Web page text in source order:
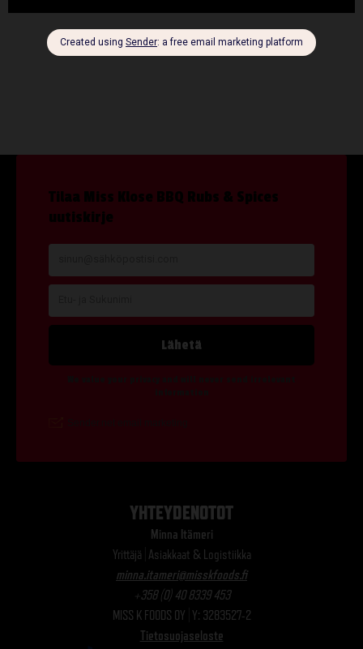
YHTEYDENOTOT
Minna Itämeri
Yrittäjä | Asiakkaat & Logistiikka
minna.itameri@misskfoods.fi
+358 (0) 40 8339 453
MISS K FOODS OY | Y: 3283527-2
Tietosuojaseloste